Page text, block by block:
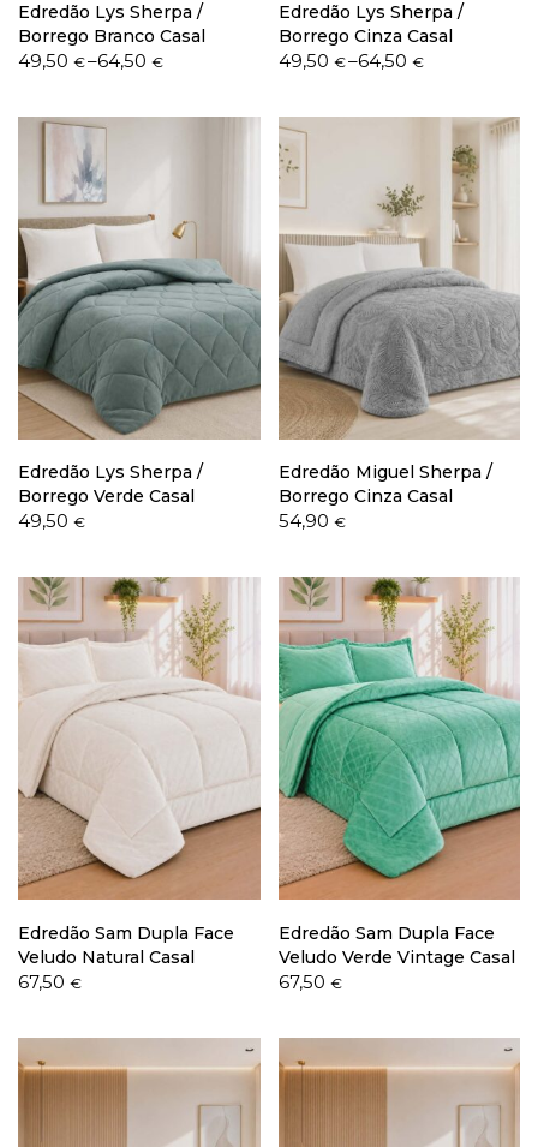
Edredão Lys Sherpa /
Borrego Branco Casal
49,50 €–64,50€
Price
through
64,50 €
Edredão Lys Sherpa /
Borrego Cinza Casal
49,50 €–64,50 €
Price
through
64,50 €
Edredão Lys Sherpa /
Borrego Verde Casal
49,50 €
Edredão Miguel Sherpa /
Borrego Cinza Casal
54,90 €
Edredão Sam Dupla Face
Veludo Natural Casal
67,50 €
Edredão Sam Dupla Face
Veludo Verde Vintage Casal
67,50 €